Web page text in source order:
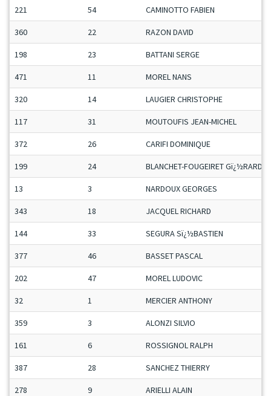
221 54 CAMINOTTO FABIEN
360 22 RAZON DAVID
198 23 BATTANI SERGE
471 11 MOREL NANS
320 14 LAUGIER CHRISTOPHE
117 31 MOUTOUFIS JEAN-MICHEL
372 26 CARIFI DOMINIQUE
199 24 BLANCHET-FOUGEIRET Gï¿½RARD
13 3 NARDOUX GEORGES
343 18 JACQUEL RICHARD
144 33 SEGURA Sï¿½BASTIEN
377 46 BASSET PASCAL
202 47 MOREL LUDOVIC
32 1 MERCIER ANTHONY
359 3 ALONZI SILVIO
161 6 ROSSIGNOL RALPH
387 28 SANCHEZ THIERRY
278 9 ARIELLI ALAIN